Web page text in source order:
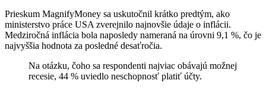
Prieskum MagnifyMoney sa uskutočnil krátko predtým, ako
ministerstvo práce USA zverejnilo najnovšie údaje o inflácii.
Medziročná inflácia bola naposledy nameraná na úrovni 9,1 %, čo je
najvyššia hodnota za posledné desaťročia.
Na otázku, čoho sa respondenti najviac obávajú možnej
recesie, 44 % uviedlo neschopnosť platiť účty.